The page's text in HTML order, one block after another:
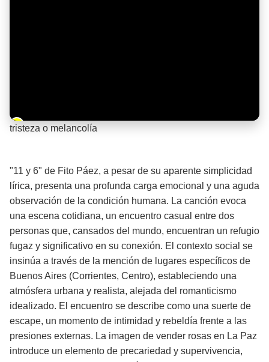
Barra de progreso de la reproducción
tristeza o melancolía
"11 y 6" de Fito Páez, a pesar de su aparente simplicidad
lírica, presenta una profunda carga emocional y una aguda
observación de la condición humana. La canción evoca
una escena cotidiana, un encuentro casual entre dos
personas que, cansados del mundo, encuentran un refugio
fugaz y significativo en su conexión. El contexto social se
insinúa a través de la mención de lugares específicos de
Buenos Aires (Corrientes, Centro), estableciendo una
atmósfera urbana y realista, alejada del romanticismo
idealizado. El encuentro se describe como una suerte de
escape, un momento de intimidad y rebeldía frente a las
presiones externas. La imagen de vender rosas en La Paz
introduce un elemento de precariedad y supervivencia,